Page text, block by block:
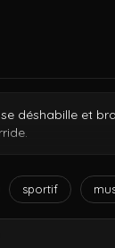
déshabille et
sportif